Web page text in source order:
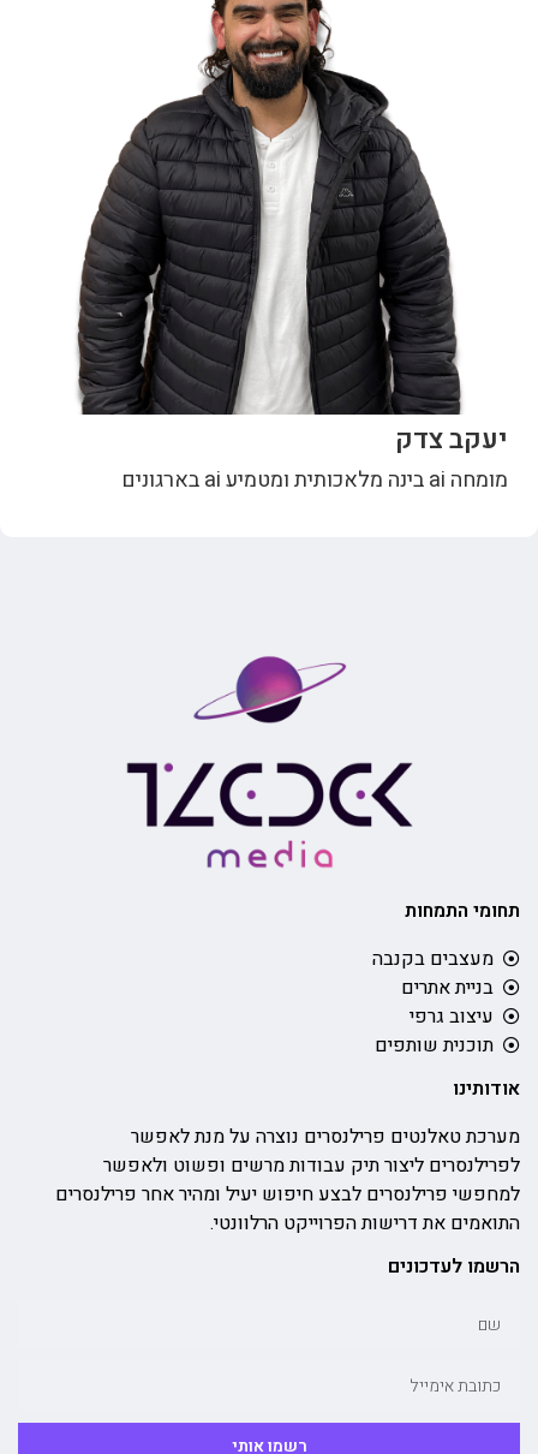
יעקב צדק
מומחה ai בינה מלאכותית ומטמיע ai בארגונים
תחומי התמחות
מעצבים בקנבה
בניית אתרים
עיצוב גרפי
תוכנית שותפים
אודותינו
מערכת טאלנטים פרילנסרים נוצרה על מנת לאפשר
לפרילנסרים ליצור תיק עבודות מרשים ופשוט ולאפשר
למחפשי פרילנסרים לבצע חיפוש יעיל ומהיר אחר פרילנסרים
התואמים את דרישות הפרוייקט הרלוונטי.
הרשמו לעדכונים
רשמו אותי